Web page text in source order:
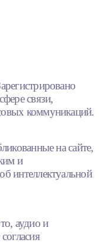
связи,
коммуникаций.
на сайте,
и
интеллектуальной
аудио и